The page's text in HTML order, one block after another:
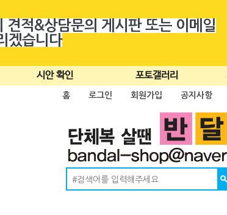
적&상담문의 게시판 또는 이메일
겠습니다
시안 확인 포토갤러리
홈 로그인 회원가입 공지사항